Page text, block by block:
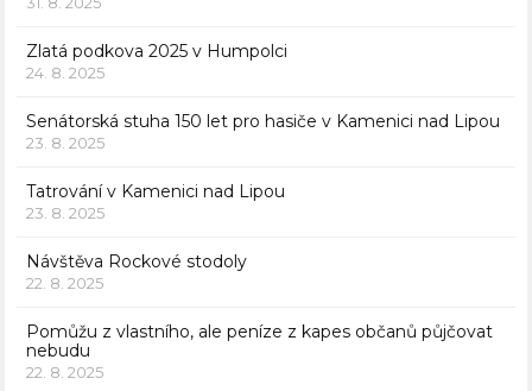
Zlatá podkova 2025 v Humpolci
24. 8. 2025
Senátorská stuha 150 let pro hasiče v Kamenici nad Lipou
23. 8. 2025
Tatrování v Kamenici nad Lipou
23. 8. 2025
Návštěva Rockové stodoly
22. 8. 2025
Pomůžu z vlastního, ale peníze z kapes občanů půjčovat
nebudu
22. 8. 2025